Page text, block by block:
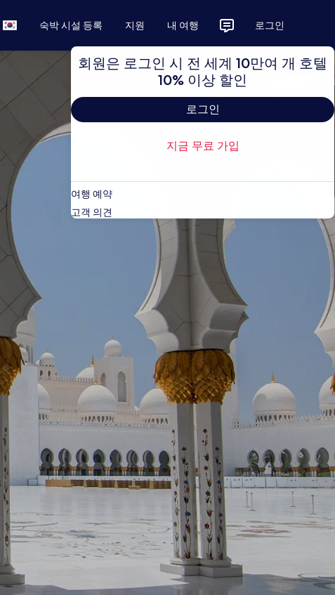
숙박 시설 등록 지원 내 여행 로그인
회원은 로그인 시 전 세계 10만여 개 호텔
10% 이상 할인
로그인
지금 무료 가입
여행 예약
고객 의견